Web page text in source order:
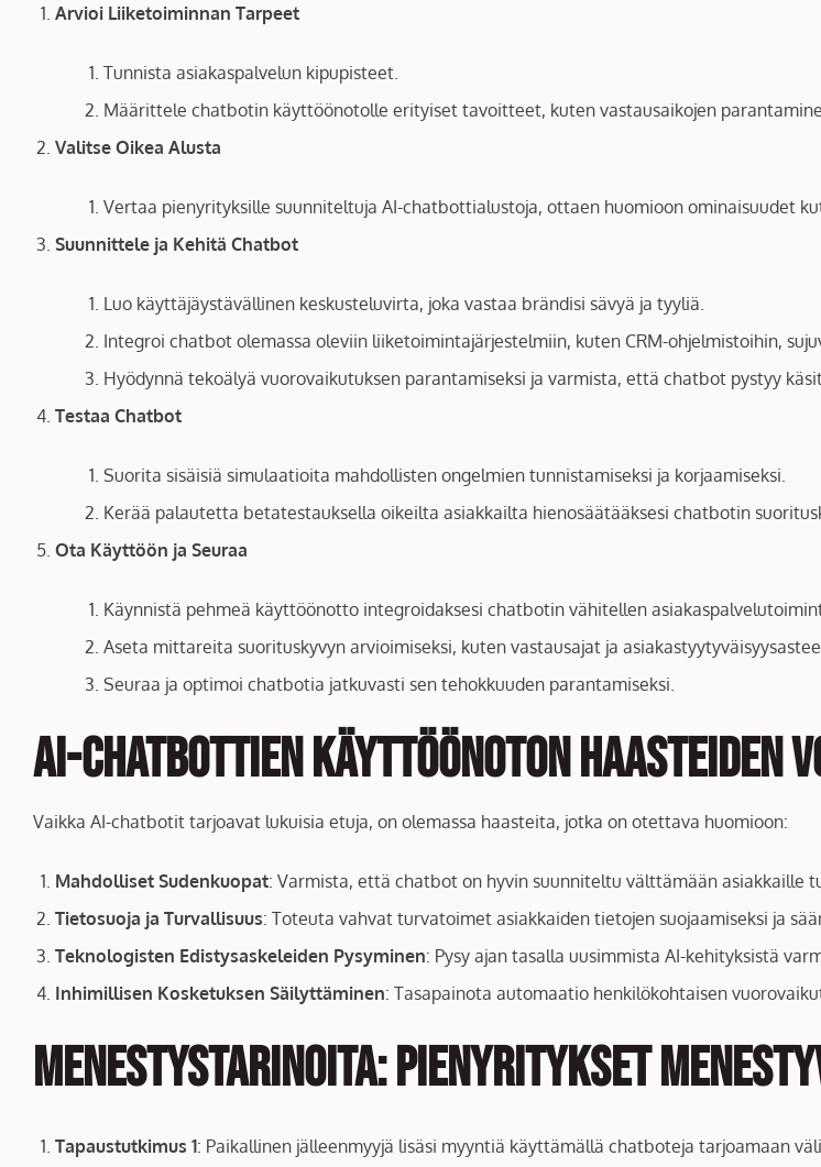
Arvioi Liiketoiminnan Tarpeet
Tunnista asiakaspalvelun kipupisteet.
Määrittele chatbotin käyttöönotolle erityiset tavoitteet, kuten vastausaikojen
Valitse Oikea Alusta
Vertaa pienyrityksille suunniteltuja AI-chatbottialustoja, ottaen huomioon ominaisuudet
Suunnittele ja Kehitä Chatbot
Luo käyttäjäystävällinen keskusteluvirta, joka vastaa brändisi sävyä ja tyyliä.
Integroi chatbot olemassa oleviin liiketoimintajärjestelmiin, kuten CRM-ohjelmistoihin,
Hyödynnä tekoälyä vuorovaikutuksen parantamiseksi ja varmista, että chatbot pystyy
Testaa Chatbot
Suorita sisäisiä simulaatioita mahdollisten ongelmien tunnistamiseksi ja korjaamiseksi.
Kerää palautetta betatestauksella oikeilta asiakkailta hienosäätääksesi chatbotin
Ota Käyttöön ja Seuraa
Käynnistä pehmeä käyttöönotto integroidaksesi chatbotin vähitellen
Aseta mittareita suorituskyvyn arvioimiseksi, kuten vastausajat ja
Seuraa ja optimoi chatbotia jatkuvasti sen tehokkuuden parantamiseksi.
AI-chatbottien käyttöönoton haasteiden
Vaikka AI-chatbotit tarjoavat lukuisia etuja, on olemassa haasteita, jotka on otettava huomioon:
Mahdolliset Sudenkuopat: Varmista, että chatbot on hyvin suunniteltu välttämään asiakkaille
Tietosuoja ja Turvallisuus: Toteuta vahvat turvatoimet asiakkaiden tietojen suojaamiseksi ja
Teknologisten Edistysaskeleiden Pysyminen: Pysy ajan tasalla uusimmista AI-kehityksistä
Inhimillisen Kosketuksen Säilyttäminen: Tasapainota automaatio henkilökohtaisen
Menestystarinoita: Pienyritykset
Tapaustutkimus 1: Paikallinen jälleenmyyjä lisäsi myyntiä käyttämällä chatboteja tarjoamaan